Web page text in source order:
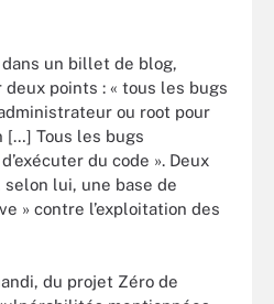
un billet de blog,
points : « tous les bugs
ou root pour
[…] Tous les bugs
du code ». Deux
lui, une base de
» contre l’exploitation des
du projet Zéro de